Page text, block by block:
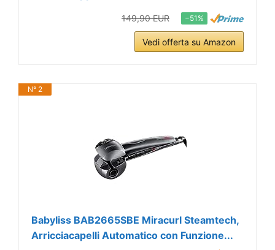
149,90 EUR −51%
Vedi offerta su Amazon
N° 2
Babyliss BAB2665SBE Miracurl Steamtech,
Arricciacapelli Automatico con Funzione...